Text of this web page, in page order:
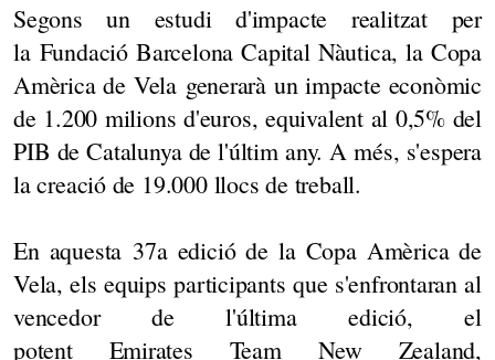
Segons un estudi d'impacte realitzat per
la Fundació Barcelona Capital Nàutica, la Copa
Amèrica de Vela generarà un impacte econòmic
de 1.200 milions d'euros, equivalent al 0,5% del
PIB de Catalunya de l'últim any. A més, s'espera
la creació de 19.000 llocs de treball.
En aquesta 37a edició de la Copa Amèrica de
Vela, els equips participants que s'enfrontaran al
vencedor de l'última edició, el
potent Emirates Team New Zealand,